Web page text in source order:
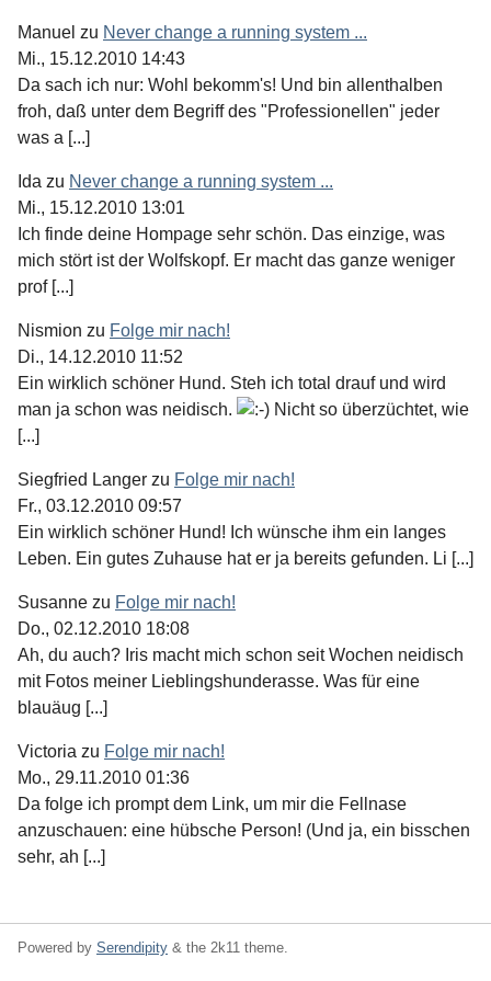
Manuel zu Never change a running system ...
Mi., 15.12.2010 14:43
Da sach ich nur: Wohl bekomm's! Und bin allenthalben
froh, daß unter dem Begriff des "Professionellen" jeder
was a [...]
Ida zu Never change a running system ...
Mi., 15.12.2010 13:01
Ich finde deine Hompage sehr schön. Das einzige, was
mich stört ist der Wolfskopf. Er macht das ganze weniger
prof [...]
Nismion zu Folge mir nach!
Di., 14.12.2010 11:52
Ein wirklich schöner Hund. Steh ich total drauf und wird
man ja schon was neidisch.
Nicht so überzüchtet, wie
[...]
Siegfried Langer zu Folge mir nach!
Fr., 03.12.2010 09:57
Ein wirklich schöner Hund! Ich wünsche ihm ein langes
Leben. Ein gutes Zuhause hat er ja bereits gefunden. Li [...]
Susanne zu Folge mir nach!
Do., 02.12.2010 18:08
Ah, du auch? Iris macht mich schon seit Wochen neidisch
mit Fotos meiner Lieblingshunderasse. Was für eine
blauäug [...]
Victoria zu Folge mir nach!
Mo., 29.11.2010 01:36
Da folge ich prompt dem Link, um mir die Fellnase
anzuschauen: eine hübsche Person! (Und ja, ein bisschen
sehr, ah [...]
Powered by Serendipity & the 2k11 theme.